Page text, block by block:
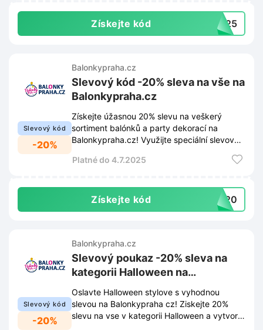
Získejte kód 2025
Slevový kód
-20%
Balonkypraha.cz
Slevový kód -20% sleva na vše na
Balonkypraha.cz
Získejte úžasnou 20% slevu na veškerý
sortiment balónků a party dekorací na
Balonkypraha.cz! Využijte speciální slevový
Platné do 4.7.2025
Získejte kód CI20
Slevový kód
-20%
Balonkypraha.cz
Slevový poukaz -20% sleva na
kategorii Halloween na
Balonkypraha.cz
Oslavte Halloween stylove s vyhodnou
slevou na Balonkypraha cz! Ziskejte 20%
slevu na vse v kategorii Halloween a vytvorte